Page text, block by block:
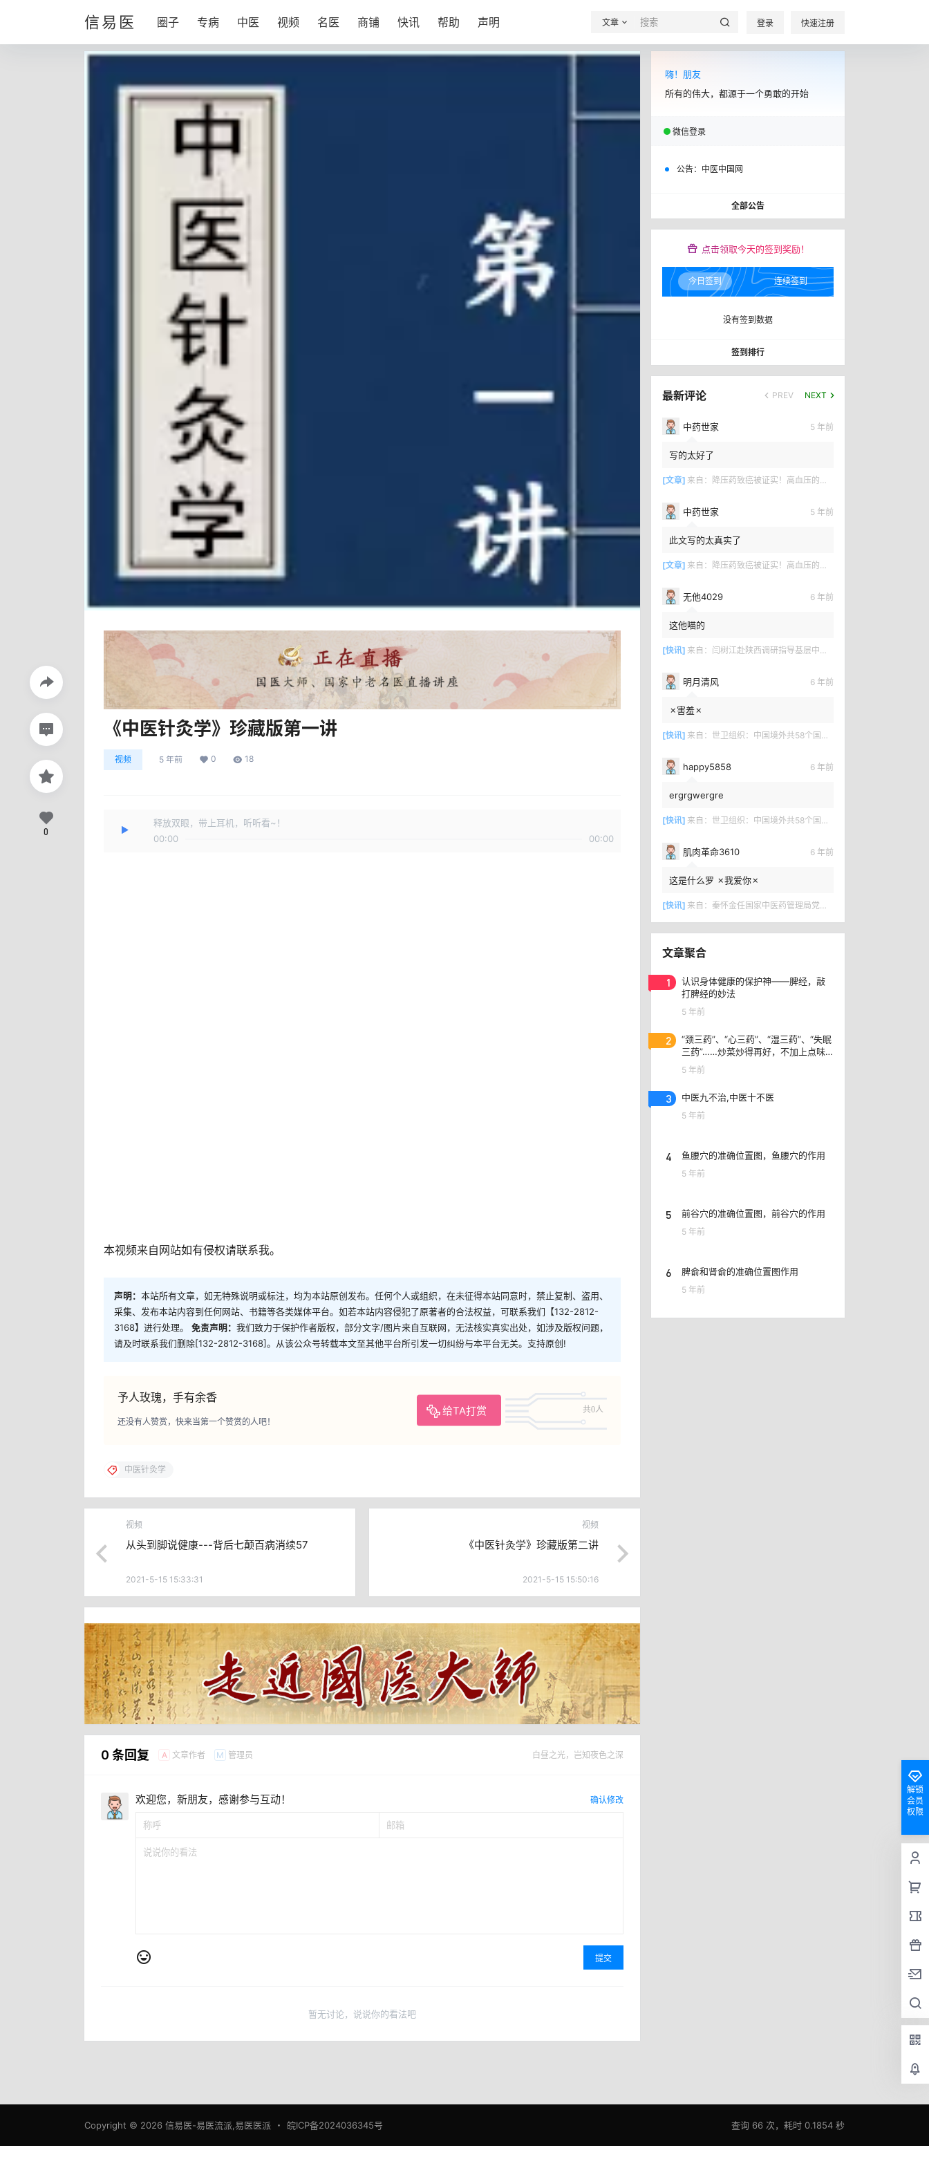
信易医 圈子 专病 中医 视频 名医 商铺 快讯 帮助 声明 文章 登录 快速注册
《中医针灸学》珍藏版第一讲
视频 5 年前 0 18
释放双眼，带上耳机，听听看~！
00:00
00:00
本视频来自网站如有侵权请联系我。
声明： 本站所有文章，如无特殊说明或标注，均为本站原创发布。任何个人或组织，在未征得本站同意时，禁止复制、盗用、
采集、发布本站内容到任何网站、书籍等各类媒体平台。如若本站内容侵犯了原著者的合法权益，可联系我们【132-2812-
3168】进行处理。 免责声明： 我们致力于保护作者版权，部分文字/图片来自互联网，无法核实真实出处，如涉及版权问题，
请及时联系我们删除[132-2812-3168]。从该公众号转载本文至其他平台所引发一切纠纷与本平台无关。支持原创!
予人玫瑰，手有余香
给TA打赏 共0人
还没有人赞赏，快来当第一个赞赏的人吧！
0
中医针灸学
视频
从头到脚说健康---背后七颠百病消续57
2021-5-15 15:33:31
视频
《中医针灸学》珍藏版第二讲
2021-5-15 15:50:16
0 条回复 A 文章作者 M 管理员 白昼之光，岂知夜色之深
欢迎您，新朋友，感谢参与互动！ 确认修改
提交
暂无讨论，说说你的看法吧
嗨！朋友
所有的伟大，都源于一个勇敢的开始
微信登录
公告： 中医中国网
全部公告
点击领取今天的签到奖励！
今日签到 连续签到
没有签到数据
签到排行
最新评论 PREV NEXT
中药世家 5 年前
写的太好了
[文章] 来自： 降压药致癌被证实！高血压的百年骗局何时终结？
中药世家 5 年前
此文写的太真实了
[文章] 来自： 降压药致癌被证实！高血压的百年骗局何时终结？
无他4029 6 年前
这他喵的
[快讯] 来自： 闫树江赴陕西调研指导基层中医药工作
明月清风 6 年前
✗害羞✗
[快讯] 来自： 世卫组织：中国境外共58个国家确诊新冠肺炎7169例
happy5858 6 年前
ergrgwergre
[快讯] 来自： 世卫组织：中国境外共58个国家确诊新冠肺炎7169例
肌肉革命3610 6 年前
这是什么罗 ✗我爱你✗
[快讯] 来自： 秦怀金任国家中医药管理局党组成员、副局长
文章聚合
1
认识身体健康的保护神——脾经，敲
打脾经的妙法
5 年前
2
“颈三药”、​“心三药”、“湿三药”、“失眠
三药”……炒菜炒得再好，不加上点味
精味道就是不一样
5 年前
3 中医九不治,中医十不医
5 年前
4 鱼腰穴的准确位置图，鱼腰穴的作用
5 年前
5 前谷穴的准确位置图，前谷穴的作用
5 年前
6 脾俞和肾俞的准确位置图作用
5 年前
解锁
会员
权限
Copyright © 2026 信易医-易医流派,易医医派 ・ 皖ICP备2024036345号 查询 66 次，耗时 0.1854 秒